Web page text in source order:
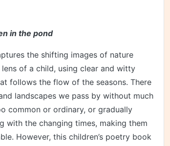
in the pond
the shifting images of nature
of a child, using clear and witty
follows the flow of the seasons. There
landscapes we pass by without much
common or ordinary, or gradually
with the changing times, making them
However, this children’s poetry book